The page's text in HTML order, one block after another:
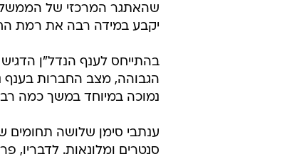
שהאתגר המרכזי של
יקבע במידה רבה את רמת
בהתייחס לענף הנדל"ן הדגיש
הגבוהה, מצב החברות בענף
נמוכה במיוחד במשך כמה
ענתבי סימן שלושה
סנטרים ומלונאות. לדבריו,